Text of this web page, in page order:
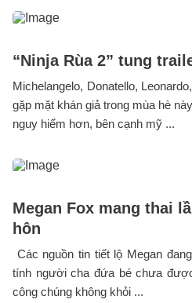
“Ninja Rùa 2” tung
Michelangelo, Donatello,
gặp mặt khán giả trong mùa hè
nguy hiểm hơn, bên cạnh mỹ ...
Megan Fox mang thai
hôn
Các nguồn tin tiết lộ Megan
tính người cha đứa bé chưa
công chúng không khỏi ...